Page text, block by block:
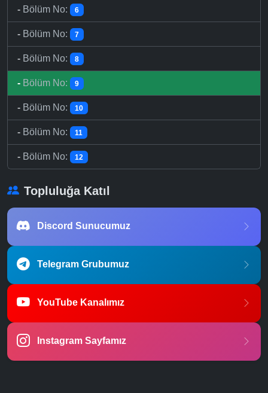
- Bölüm No: 6
- Bölüm No: 7
- Bölüm No: 8
- Bölüm No: 9
- Bölüm No: 10
- Bölüm No: 11
- Bölüm No: 12
Topluluğa Katıl
Discord Sunucumuz
Telegram Grubumuz
YouTube Kanalımız
Instagram Sayfamız